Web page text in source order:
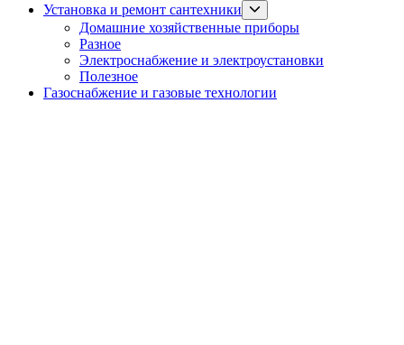
Установка и ремонт сантехники
sub
menu
Домашние хозяйственные приборы
Разное
Электроснабжение и электроустановки
Полезное
Газоснабжение и газовые технологии